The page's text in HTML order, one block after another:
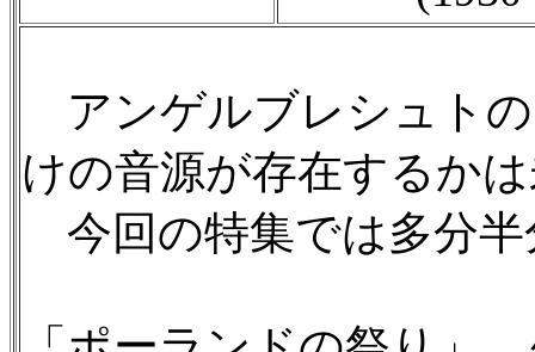
アンゲルブレシュトの
けの音源が存在するか
今回の特集では多分半